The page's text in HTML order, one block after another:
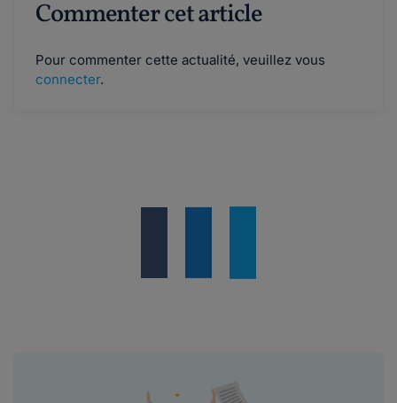
Commenter cet article
Pour commenter cette actualité, veuillez vous
connecter.